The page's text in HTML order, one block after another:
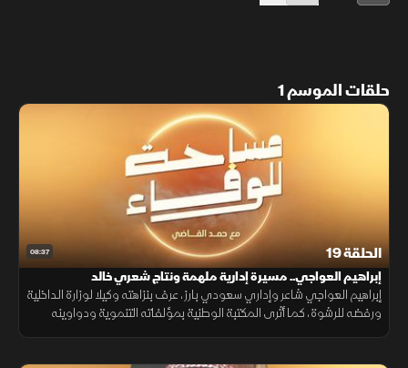
حلقات الموسم 1
08:37 الحلقة 19
إبراهيم العواجي.. مسيرة إدارية ملهمة ونتاج شعري خالد
إبراهيم العواجي شاعر وإداري سعودي بارز، عرف بنزاهته وكيلا لوزارة الداخلية
ورفضه للرشوة، كما أثرى المكتبة الوطنية بمؤلفاته التنموية ودواوينه